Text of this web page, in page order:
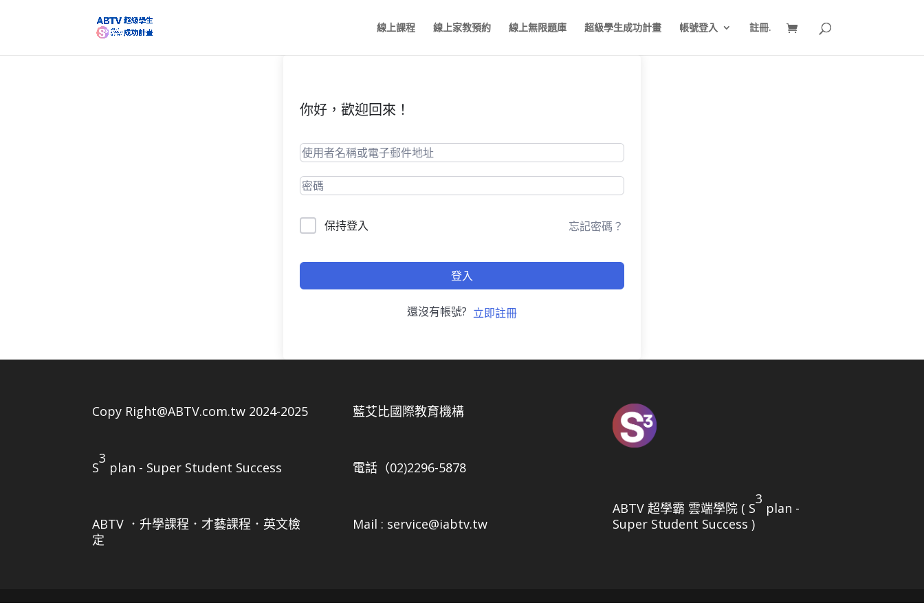
線上課程 線上家教預約 線上無限題庫 超級學生成功計畫 帳號登入 註冊.
你好，歡迎回來！
保持登入 忘記密碼？
登入
還沒有帳號? 立即註冊
Copy Right@ABTV.com.tw 2024-2025
S
3
plan - Super Student Success
ABTV ．升學課程．才藝課程．英文檢
定
藍艾比國際教育機構
電話（02)2296-5878
Mail : service@iabtv.tw
ABTV 超學霸 雲端學院 ( S
3
plan -
Super Student Success )